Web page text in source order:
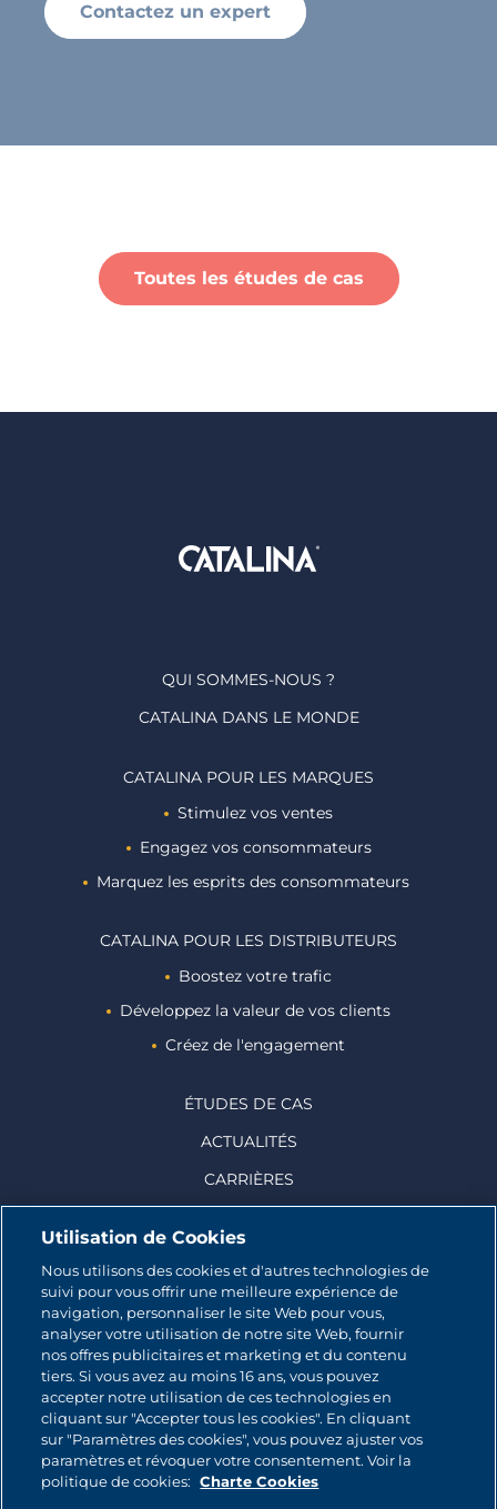
Contactez un expert
Toutes les études de cas
QUI SOMMES-NOUS ?
CATALINA DANS LE MONDE
CATALINA POUR LES MARQUES
Stimulez vos ventes
Engagez vos consommateurs
Marquez les esprits des consommateurs ​
CATALINA POUR LES DISTRIBUTEURS
Boostez votre trafic
Développez la valeur de vos clients
Créez de l'engagement
ÉTUDES DE CAS
ACTUALITÉS
CARRIÈRES
© 2026 CATALINA MARKETING INC.
Contact
Plan du site
Politique relative aux cookies
Utilisation de Cookies
Nous utilisons des cookies et d'autres technologies de
suivi pour vous offrir une meilleure expérience de
navigation, personnaliser le site Web pour vous,
analyser votre utilisation de notre site Web, fournir
nos offres publicitaires et marketing et du contenu
tiers. Si vous avez au moins 16 ans, vous pouvez
accepter notre utilisation de ces technologies en
cliquant sur "Accepter tous les cookies". En cliquant
sur "Paramètres des cookies", vous pouvez ajuster vos
paramètres et révoquer votre consentement. Voir la
politique de cookies: Charte Cookies